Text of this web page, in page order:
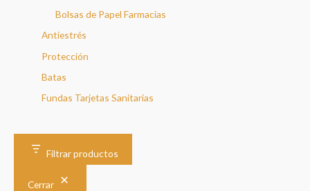
Bolsas de Papel Farmacias
Antiestrés
Protección
Batas
Fundas Tarjetas Sanitarias
Filtrar productos
Cerrar